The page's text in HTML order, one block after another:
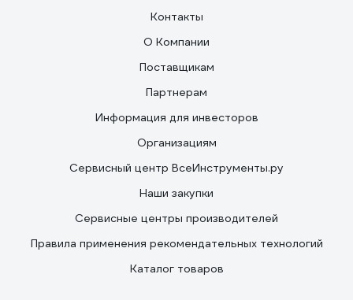
Контакты
О Компании
Поставщикам
Партнерам
Информация для инвесторов
Организациям
Сервисный центр ВсеИнструменты.ру
Наши закупки
Сервисные центры производителей
Правила применения рекомендательных технологий
Каталог товаров